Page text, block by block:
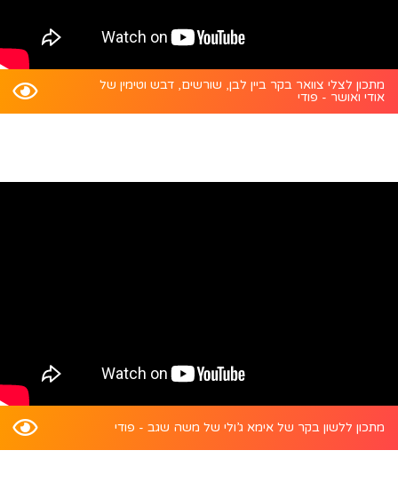
מתכון לצלי צוואר בקר ביין לבן, שורשים, דבש וטימין של
אודי ואושר - פודי
מתכון ללשון בקר של אימא ג’ולי של משה שגב - פודי